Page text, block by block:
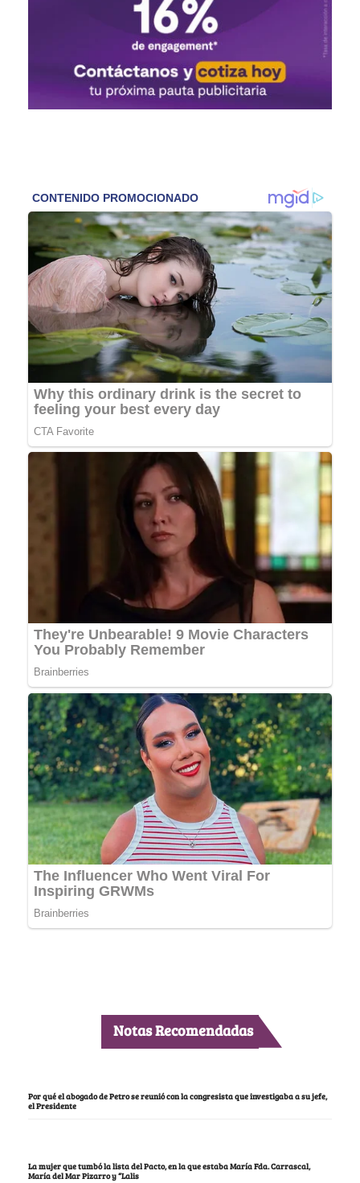
Notas Recomendadas
Por qué el abogado de Petro se reunió con la congresista que investigaba a su jefe,
el Presidente
La mujer que tumbó la lista del Pacto, en la que estaba María Fda. Carrascal,
María del Mar Pizarro y “Lalis